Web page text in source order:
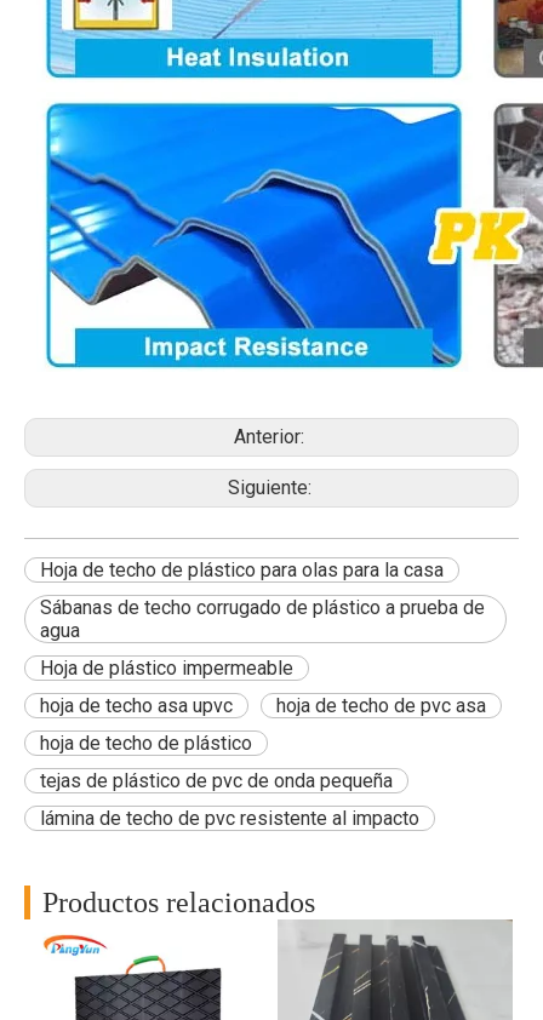
Anterior:
Siguiente:
Hoja de techo de plástico para olas para la casa
Sábanas de techo corrugado de plástico a prueba de
agua
Hoja de plástico impermeable
hoja de techo asa upvc
hoja de techo de pvc asa
hoja de techo de plástico
tejas de plástico de pvc de onda pequeña
lámina de techo de pvc resistente al impacto
Productos relacionados